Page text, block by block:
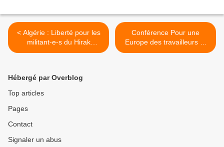
< Algérie : Liberté pour les
militant-e-s du Hirak
emprisonné-e-s et menacé-
Conférence Pour une
Europe des travailleurs et
des peuples >
Hébergé par Overblog
Top articles
Pages
Contact
Signaler un abus